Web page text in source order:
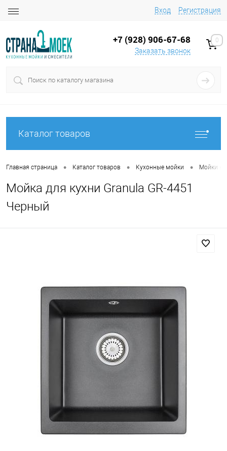
Вход Регистрация
+7 (928) 906-67-68
Заказать звонок
0
Каталог товаров
Главная страница • Каталог товаров • Кухонные мойки • Мойки на
Мойка для кухни Granula GR-4451
Черный